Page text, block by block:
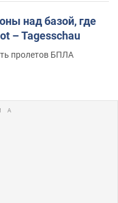
над базой, где
– Tagesschau
пролетов БПЛА